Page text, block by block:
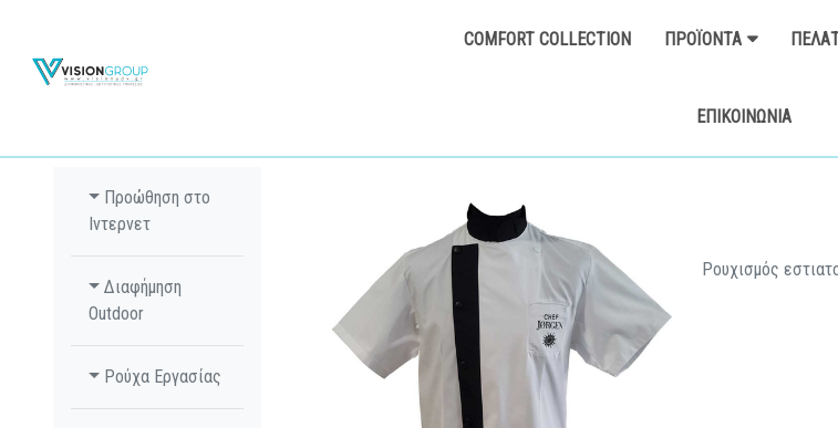
COMFORT COLLECTION ΠΡΟΪΌΝΤΑ
ΕΠΙΚΟΙΝΩΝΊΑ
Προώθηση στο
Ιντερνετ
Διαφήμηση
Outdoor
Ρούχα Εργασίας
Ρουχισμός